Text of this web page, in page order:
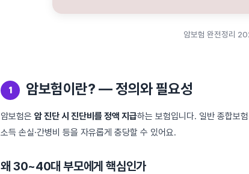
암보험 완전정리
1 암보험이란? — 정의와 필요성
암보험은 암 진단 시 진단비를 정액 지급하는 보험입니다. 일반 종합보
소득 손실·간병비 등을 자유롭게 충당할 수 있어요.
왜 30~40대 부모에게 핵심인가